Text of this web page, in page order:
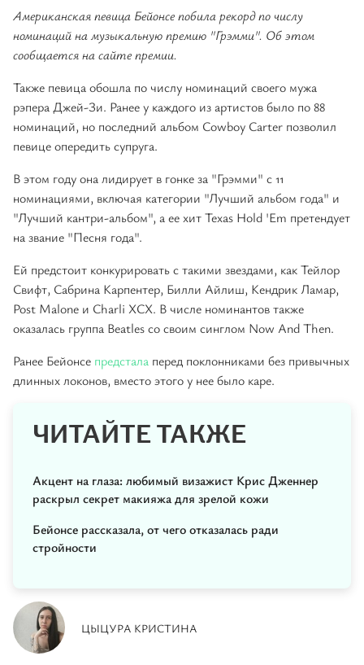
Американская певица Бейонсе побила рекорд по числу
номинаций на музыкальную премию "Грэмми". Об этом
сообщается на сайте премии.
Также певица обошла по числу номинаций своего мужа
рэпера Джей-Зи. Ранее у каждого из артистов было по 88
номинаций, но последний альбом Cowboy Carter позволил
певице опередить супруга.
В этом году она лидирует в гонке за "Грэмми" с 11
номинациями, включая категории "Лучший альбом года" и
"Лучший кантри-альбом", а ее хит Texas Hold 'Em претендует
на звание "Песня года".
Ей предстоит конкурировать с такими звездами, как Тейлор
Свифт, Сабрина Карпентер, Билли Айлиш, Кендрик Ламар,
Post Malone и Charli XCX. В числе номинантов также
оказалась группа Beatles со своим синглом Now And Then.
Ранее Бейонсе предстала перед поклонниками без привычных
длинных локонов, вместо этого у нее было каре.
ЧИТАЙТЕ ТАКЖЕ
Акцент на глаза: любимый визажист Крис Дженнер
раскрыл секрет макияжа для зрелой кожи
Бейонсе рассказала, от чего отказалась ради
стройности
ЦЫЦУРА КРИСТИНА